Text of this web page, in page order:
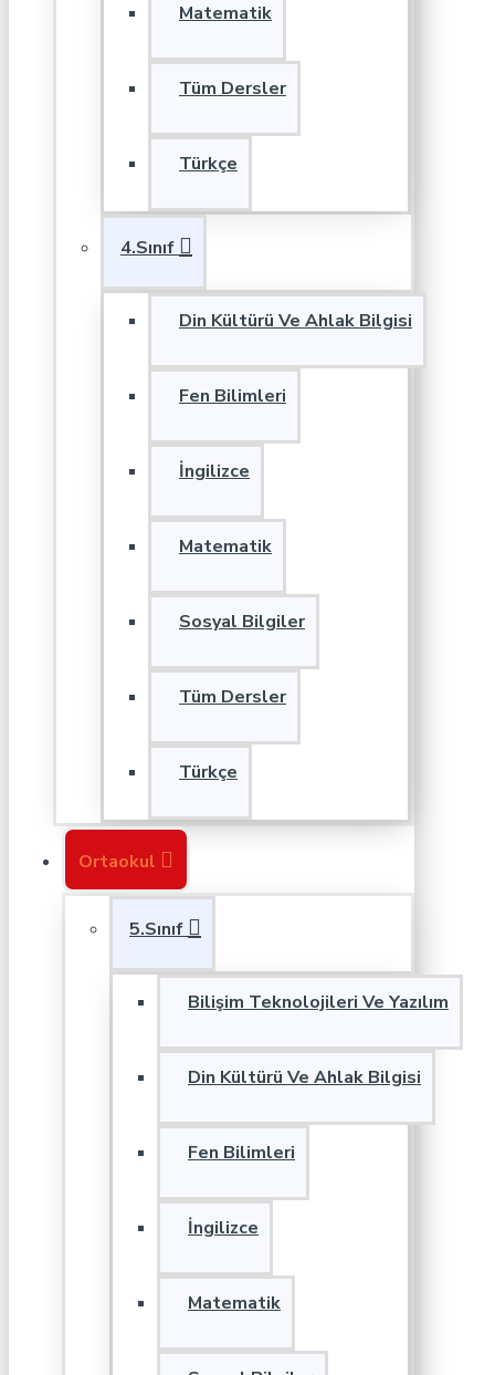
Matematik
Tüm Dersler
Türkçe
4.Sınıf
Din Kültürü Ve Ahlak Bilgisi
Fen Bilimleri
İngilizce
Matematik
Sosyal Bilgiler
Tüm Dersler
Türkçe
Ortaokul
5.Sınıf
Bilişim Teknolojileri Ve Yazılım
Din Kültürü Ve Ahlak Bilgisi
Fen Bilimleri
İngilizce
Matematik